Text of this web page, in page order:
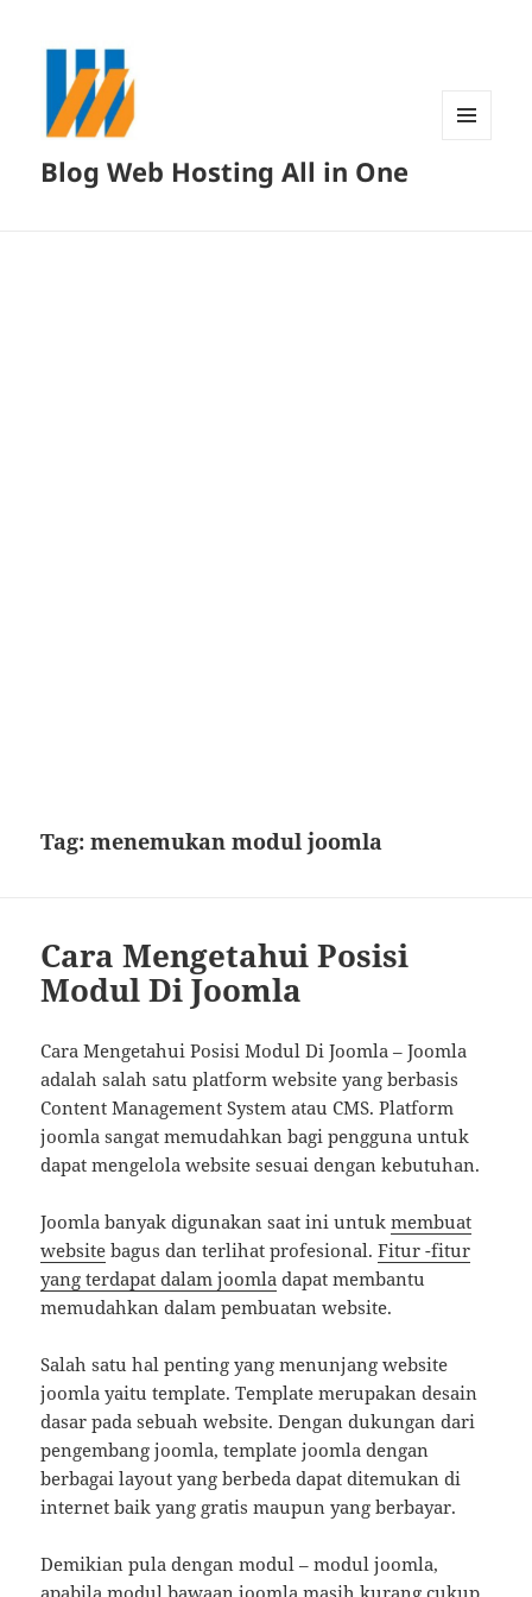
Blog Web Hosting All in One
Tag:menemukan modul joomla
Cara Mengetahui Posisi
Modul Di Joomla
Cara Mengetahui Posisi Modul Di Joomla – Joomla
adalah salah satu platform website yang berbasis
Content Management System atau CMS. Platform
joomla sangat memudahkan bagi pengguna untuk
dapat mengelola website sesuai dengan kebutuhan.
Joomla banyak digunakan saat ini untukmembuat
website bagus dan terlihat profesional.Fitur -fitur
yang terdapat dalam joomla dapat membantu
memudahkan dalam pembuatan website.
Salah satu hal penting yang menunjang website
joomla yaitu template. Template merupakan desain
dasar pada sebuah website. Dengan dukungan dari
pengembang joomla, template joomla dengan
berbagai layout yang berbeda dapat ditemukan di
internet baik yang gratis maupun yang berbayar.
Demikian pula dengan modul – modul joomla,